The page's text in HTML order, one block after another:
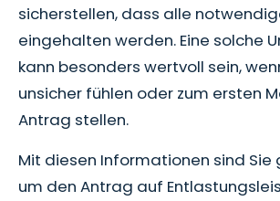
sicherstellen, dass alle
eingehalten werden. Eine solche
kann besonders wertvoll sein,
unsicher fühlen oder zum ersten
Antrag stellen.
Mit diesen Informationen sind
um den Antrag auf